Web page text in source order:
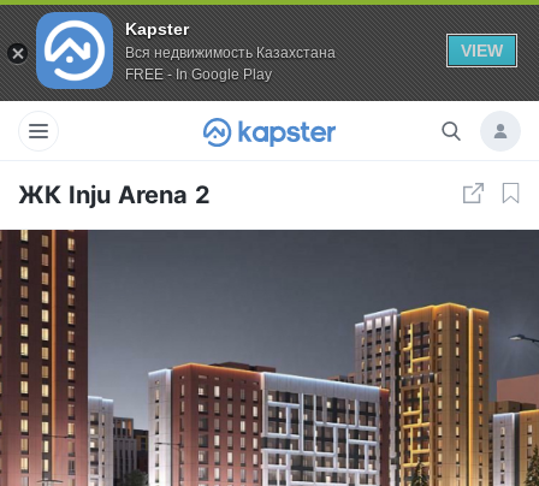
Kapster
Вся недвижимость Казахстана
FREE - In Google Play
VIEW
ЖК Inju Arena 2